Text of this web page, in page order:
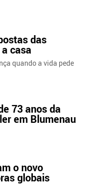
das
casa
quando a vida pede
73 anos da
em Blumenau
o novo
globais